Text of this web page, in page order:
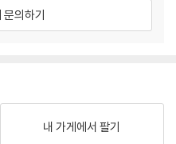
문의하기
내 가게에서 팔기